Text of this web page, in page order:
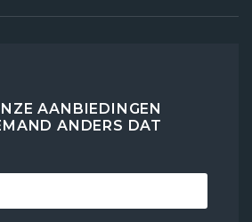
AANBIEDINGEN
ANDERS DAT